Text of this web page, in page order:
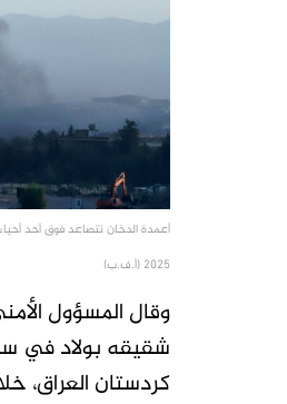
2025 (أ.ف.ب)
وقال المسؤول
شقيقه بولاد في
كردستان العراق،